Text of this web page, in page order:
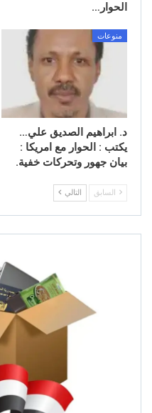
الحوار…
منوعات
د. ابراهيم الصديق علي…
يكتب : الحوار مع امريكا :
بيان جهور وتحركات خفية.
السابق التالي